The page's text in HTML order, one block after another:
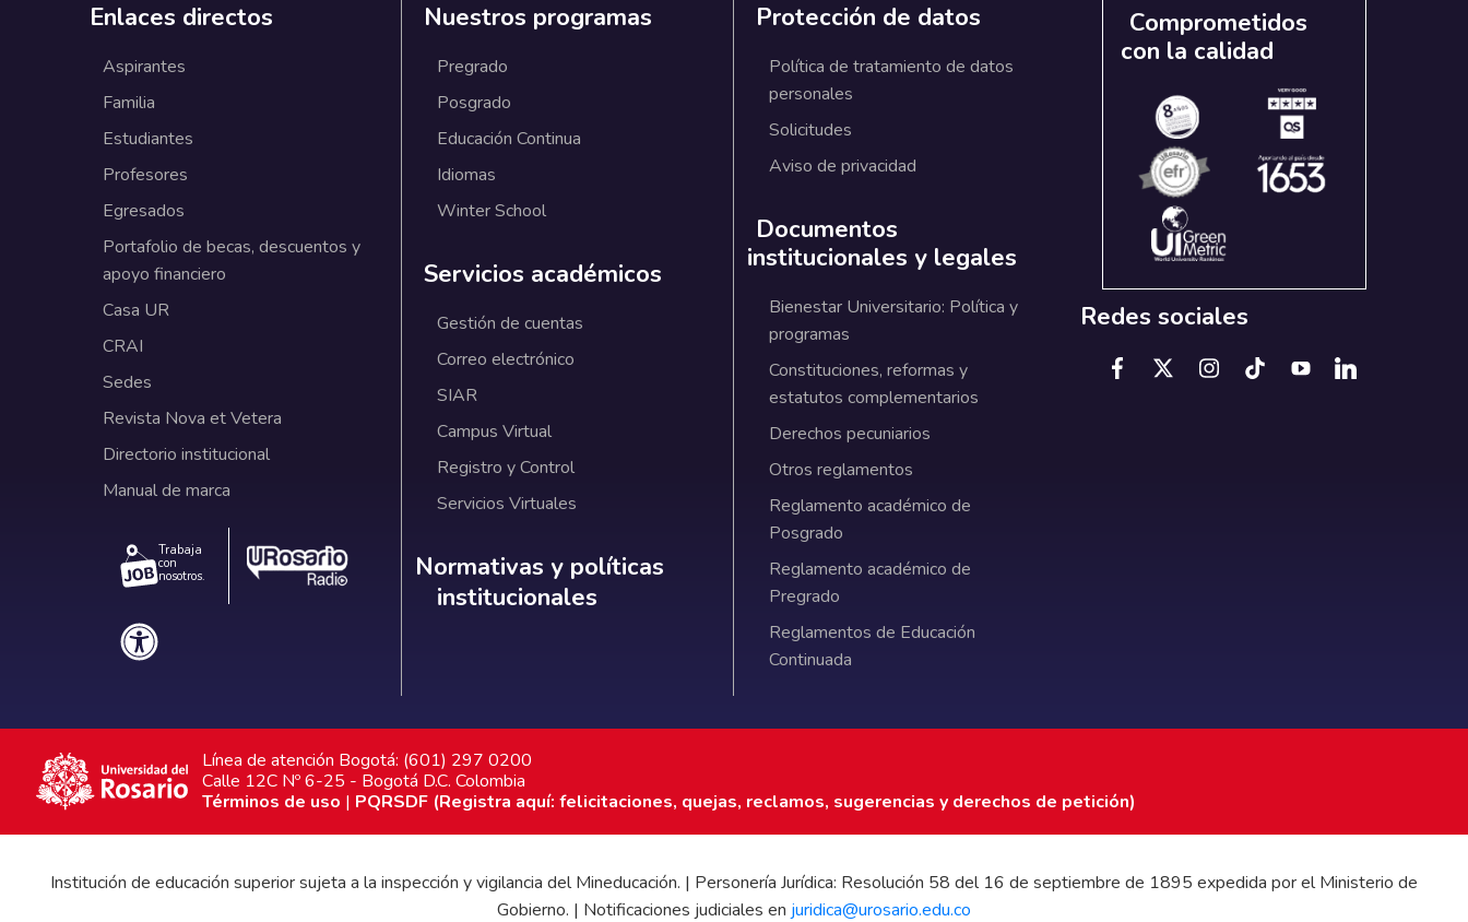
Enlaces directos
Aspirantes
Familia
Estudiantes
Profesores
Egresados
Portafolio de becas, descuentos y
apoyo financiero
Casa UR
CRAI
Sedes
Revista Nova et Vetera
Directorio institucional
Manual de marca
Trabaja
con
nosotros.
Nuestros programas
Pregrado
Posgrado
Educación Continua
Idiomas
Winter School
Servicios académicos
Gestión de cuentas
Correo electrónico
SIAR
Campus Virtual
Registro y Control
Servicios Virtuales
Normativas y políticas institucionales
Normativas y políticas
institucionales
Protección de datos
Política de tratamiento de datos
personales
Solicitudes
Aviso de privacidad
Documentos
institucionales y legales
Bienestar Universitario: Política y
programas
Constituciones, reformas y
estatutos complementarios
Derechos pecuniarios
Otros reglamentos
Reglamento académico de
Posgrado
Reglamento académico de
Pregrado
Reglamentos de Educación
Continuada
Comprometidos
con la calidad
Redes sociales
Línea de atención Bogotá: (601) 297 0200
Calle 12C Nº 6-25 - Bogotá D.C. Colombia
Términos de uso | PQRSDF (Registra aquí: felicitaciones, quejas, reclamos, sugerencias y derechos de petición)
Institución de educación superior sujeta a la inspección y vigilancia del Mineducación. | Personería Jurídica: Resolución 58 del 16 de septiembre de 1895 expedida por el Ministerio de
Gobierno. | Notificaciones judiciales en juridica@urosario.edu.co